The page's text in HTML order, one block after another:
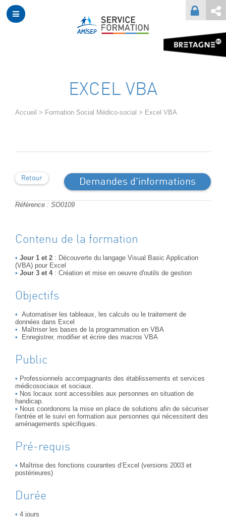
EXCEL VBA
Accueil > Formation Social Médico-social > Excel VBA
Demandes d'informations
Retour
Référence : SO0109
Contenu de la formation
Jour 1 et 2 : Découverte du langage Visual Basic Application
(VBA) pour Excel
Jour 3 et 4 : Création et mise en oeuvre d'outils de gestion
Objectifs
Automatiser les tableaux, les calculs ou le traitement de
données dans Excel
Maîtriser les bases de la programmation en VBA
Enregistrer, modifier et écrire des macros VBA
Public
Professionnels accompagnants des établissements et services
médicosociaux et sociaux.
Nos locaux sont accessibles aux personnes en situation de
handicap.
Nous coordonons la mise en place de solutions afin de sécuriser
l'entrée et le suivi en formation aux personnes qui nécessitent des
aménagements spécifiques.
Pré-requis
Maîtrise des fonctions courantes d’Excel (versions 2003 et
postérieures)
Durée
4 jours